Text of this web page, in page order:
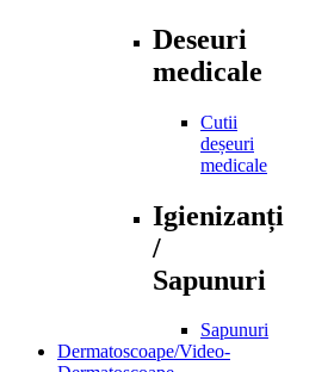
Deseuri
medicale
Cutii
deșeuri
medicale
Igienizanți
/
Sapunuri
Sapunuri
Dermatoscoape/Video-